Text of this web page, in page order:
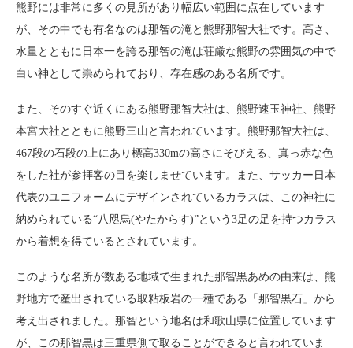
熊野には非常に多くの見所があり幅広い範囲に点在しています
が、その中でも有名なのは那智の滝と熊野那智大社です。高さ、
水量とともに日本一を誇る那智の滝は荘厳な熊野の雰囲気の中で
白い神として崇められており、存在感のある名所です。
また、そのすぐ近くにある熊野那智大社は、熊野速玉神社、熊野
本宮大社とともに熊野三山と言われています。熊野那智大社は、
467段の石段の上にあり標高330mの高さにそびえる、真っ赤な色
をした社が参拝客の目を楽しませています。また、サッカー日本
代表のユニフォームにデザインされているカラスは、この神社に
納められている“八咫烏(やたからす)”という3足の足を持つカラス
から着想を得ているとされています。
このような名所が数ある地域で生まれた那智黒あめの由来は、熊
野地方で産出されている取粘板岩の一種である「那智黒石」から
考え出されました。那智という地名は和歌山県に位置しています
が、この那智黒は三重県側で取ることができると言われていま